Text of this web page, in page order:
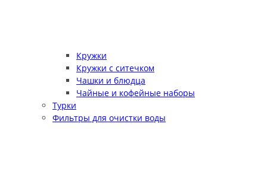
Кружки
Кружки с ситечком
Чашки и блюдца
Чайные и кофейные наборы
Турки
Фильтры для очистки воды